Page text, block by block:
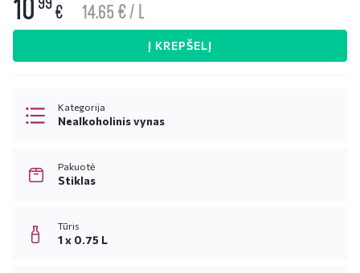
10 € 14.65 € / L
Į KREPŠELĮ
Kategorija
Nealkoholinis vynas
Pakuotė
Stiklas
Tūris
1 x 0.75 L